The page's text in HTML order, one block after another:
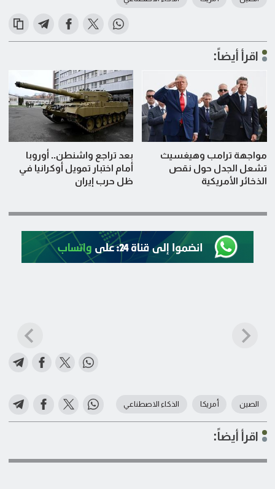
اقرأ أيضاً:
مواجهة ترامب وهيغسيث
تشعل الجدل حول نقص
الذخائر الأمريكية
بعد تراجع واشنطن.. أوروبا
أمام اختبار تمويل أوكرانيا في
ظل حرب إيران
الصين أمريكا الذكاء الاصطناعي
اقرأ أيضاً: